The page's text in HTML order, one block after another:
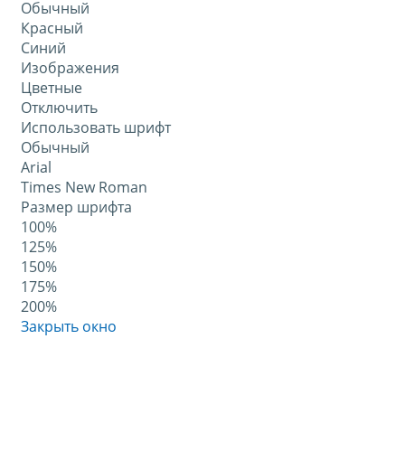
Обычный
Красный
Синий
Изображения
Цветные
Отключить
Использовать шрифт
Обычный
Arial
Times New Roman
Размер шрифта
100%
125%
150%
175%
200%
Закрыть окно